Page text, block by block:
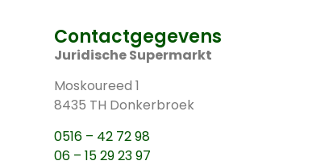
Contactgegevens
Juridische Supermarkt
Moskoureed 1
8435 TH Donkerbroek
0516 – 42 72 98
06 – 15 29 23 97